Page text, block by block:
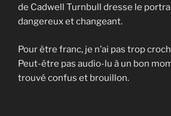
de Cadwell Turnbull dresse le
dangereux et changeant.
Pour être franc, je n’ai pas trop
Peut-être pas audio-lu à un bon
trouvé confus et brouillon.